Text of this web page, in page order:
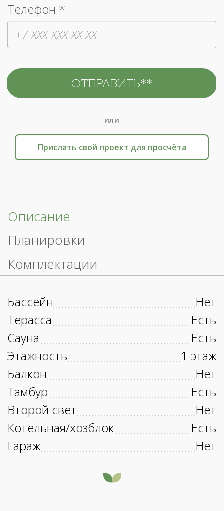
Телефон *
или
Прислать свой проект для просчёта
Описание
Планировки
Комплектации
Бассейн
Нет
Терасса
Есть
Сауна
Есть
Этажность
1 этаж
Балкон
Нет
Тамбур
Есть
Второй свет
Нет
Котельная/хозблок
Есть
Гараж
Нет